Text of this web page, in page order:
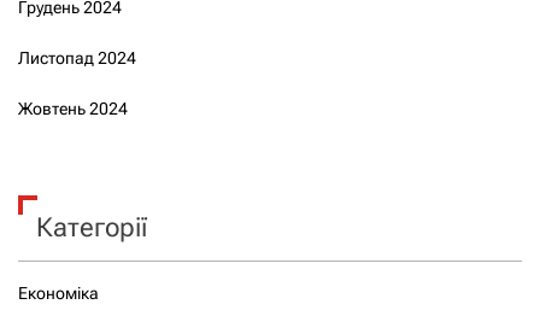
Грудень 2024
Листопад 2024
Жовтень 2024
Категорії
Економіка